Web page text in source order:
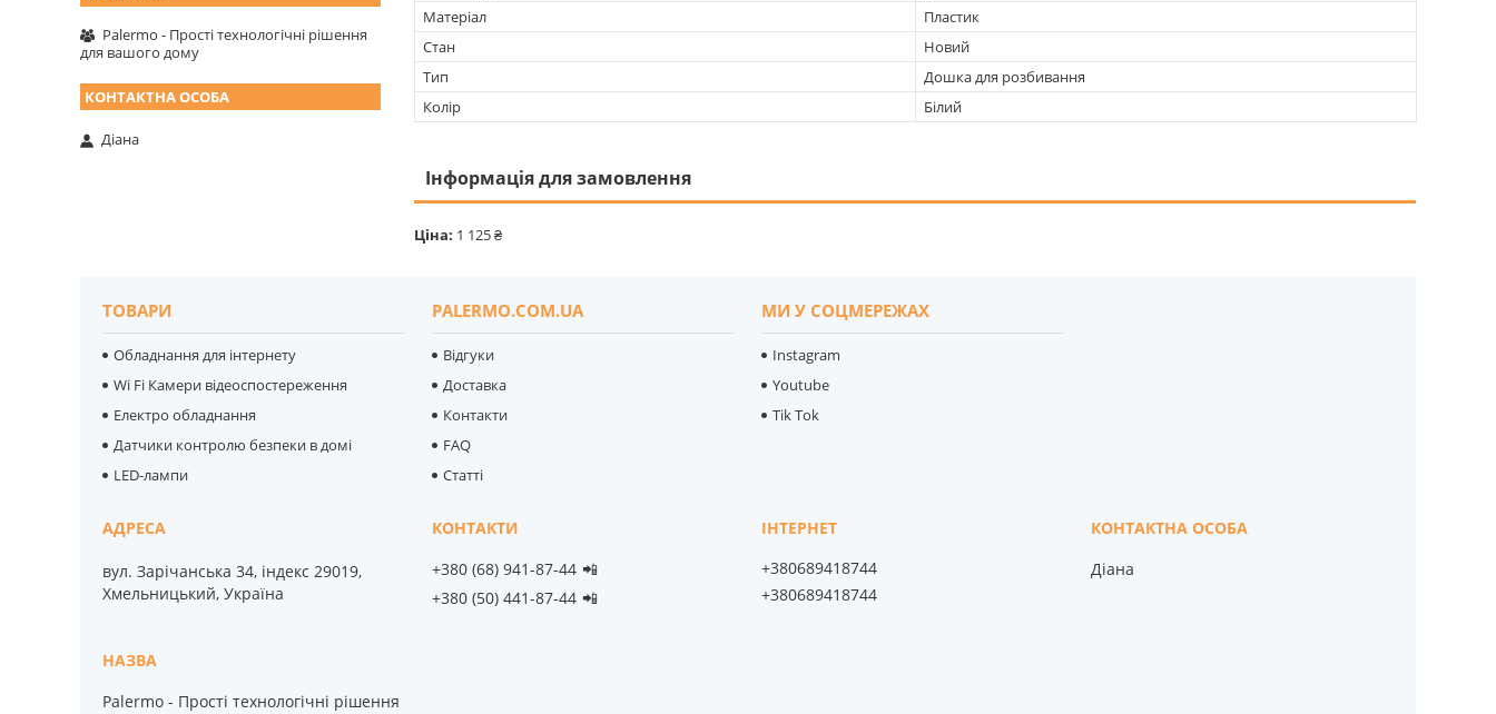
Матеріал
Пластик
Стан
Новий
Тип
Дошка для розбивання
Колір
Білий
Інформація для замовлення
Ціна: 1 125 ₴
Palermo - Прості технологічні рішення
для вашого дому
Діана
ТОВАРИ
Обладнання для інтернету
Wi Fi Камери відеоспостереження
Електро обладнання
Датчики контролю безпеки в домі
LED-лампи
PALERMO.COM.UA
Відгуки
Доставка
Контакти
FAQ
Статті
МИ У СОЦМЕРЕЖАХ
Instagram
Youtube
Tik Tok
вул. Зарічанська 34, індекс 29019,
Хмельницький, Україна
Palermo - Прості технологічні рішення
+380 (68) 941-87-44 📲
+380 (50) 441-87-44 📲
+380689418744
+380689418744
Діана